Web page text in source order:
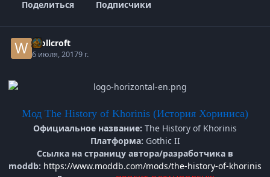
Поделиться Подписчики
Wollcroft
6 июля, 20179 г.
Мод The History of Khorinis (История Хориниса)
Официальное название: The History of Khorinis
Платформа: Gothic II
Ссылка на страницу автора/разработчика в
moddb: https://www.moddb.com/mods/the-history-of-khorinis